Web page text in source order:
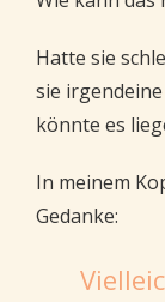
Hatte sie
sie
könnte es
In meinem
Gedanke: